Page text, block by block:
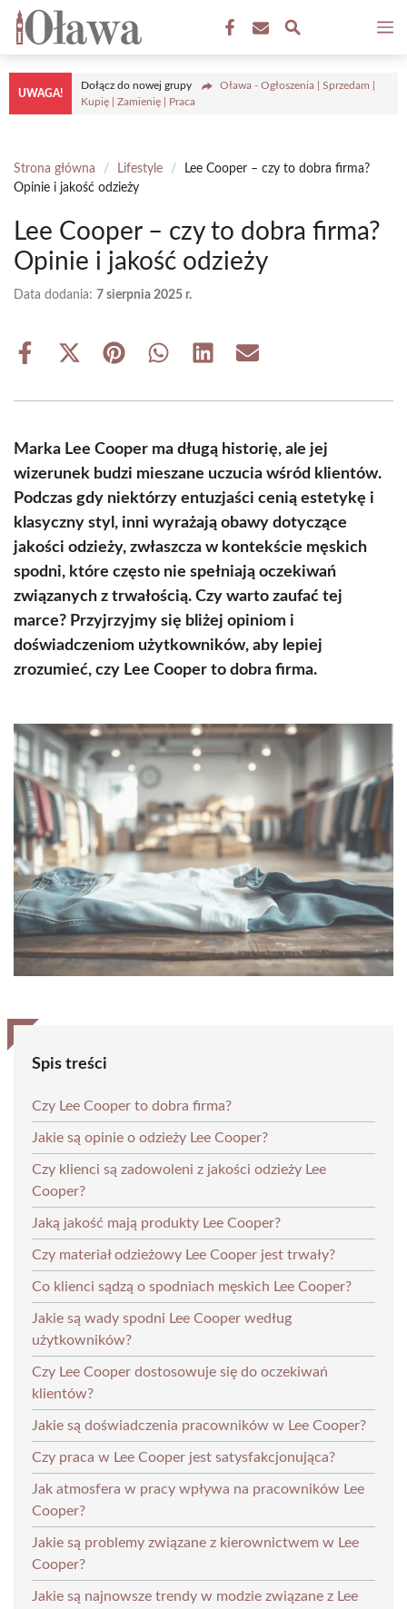
Przejdź
treści
UWAGA!
Dołącz do nowej grupy
Oława - Ogłoszenia | Sprzedam |
Kupię | Zamienię | Praca
Strona główna / Lifestyle /
Lee Cooper – czy to dobra firma?
Opinie i jakość odzieży
Lee Cooper – czy to dobra firma?
Opinie i jakość odzieży
Data dodania: 7 sierpnia 2025 r.
Share
Share
(Twitter)
Share Share Share Share
Marka Lee Cooper ma długą historię, ale jej
wizerunek budzi mieszane uczucia wśród klientów.
Podczas gdy niektórzy entuzjaści cenią estetykę i
klasyczny styl, inni wyrażają obawy dotyczące
jakości odzieży, zwłaszcza w kontekście męskich
spodni, które często nie spełniają oczekiwań
związanych z trwałością. Czy warto zaufać tej
marce? Przyjrzyjmy się bliżej opiniom i
doświadczeniom użytkowników, aby lepiej
zrozumieć, czy Lee Cooper to dobra firma.
Spis treści
Czy Lee Cooper to dobra firma?
Jakie są opinie o odzieży Lee Cooper?
Czy klienci są zadowoleni z jakości odzieży Lee
Cooper?
Jaką jakość mają produkty Lee Cooper?
Czy materiał odzieżowy Lee Cooper jest trwały?
Co klienci sądzą o spodniach męskich Lee Cooper?
Jakie są wady spodni Lee Cooper według
użytkowników?
Czy Lee Cooper dostosowuje się do oczekiwań
klientów?
Jakie są doświadczenia pracowników w Lee Cooper?
Czy praca w Lee Cooper jest satysfakcjonująca?
Jak atmosfera w pracy wpływa na pracowników Lee
Cooper?
Jakie są problemy związane z kierownictwem w Lee
Cooper?
Jakie są najnowsze trendy w modzie związane z Lee